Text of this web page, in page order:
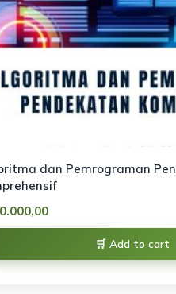
dan Pemrograman
Add to cart